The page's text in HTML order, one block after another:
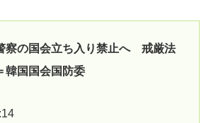
察の国会立ち入り禁止へ 戒厳法
韓国国会国防委